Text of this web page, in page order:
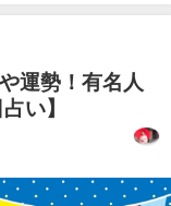
運勢！有名人
い】